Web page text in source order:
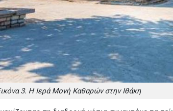
3. Η Ιερά Μονή Καθαρών στην Ιθάκη